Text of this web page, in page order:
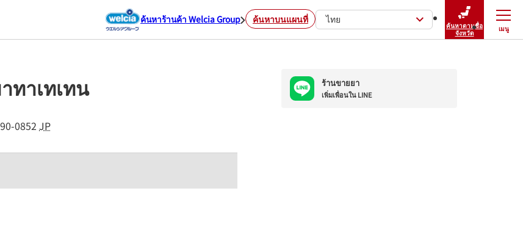
ค้นหาร้านค้า Welcia Group ค้นหาบนแผนที่ ไทย
ค้นหาตามชื่อ
จังหวัด
เมนู
ปิดเมนู
ทาเทเทน
0852 JP
ร้านขายยา
เพิ่มเพื่อนใน LINE